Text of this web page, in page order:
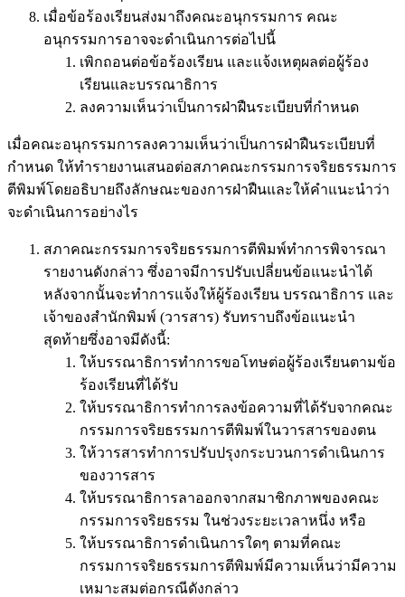
เมื่อข้อร้องเรียนส่งมาถึงคณะอนุกรรมการ คณะ
อนุกรรมการอาจจะดำเนินการต่อไปนี้
เพิกถอนต่อข้อร้องเรียน และแจ้งเหตุผลต่อผู้ร้อง
เรียนและบรรณาธิการ
ลงความเห็นว่าเป็นการฝ่าฝืนระเบียบที่กำหนด
เมื่อคณะอนุกรรมการลงความเห็นว่าเป็นการฝ่าฝืนระเบียบที่
กำหนด ให้ทำรายงานเสนอต่อสภาคณะกรรมการจริยธรรมการ
ตีพิมพ์โดยอธิบายถึงลักษณะของการฝ่าฝืนและให้คำแนะนำว่า
จะดำเนินการอย่างไร
สภาคณะกรรมการจริยธรรมการตีพิมพ์ทำการพิจารณา
รายงานดังกล่าว ซึ่งอาจมีการปรับเปลี่ยนข้อแนะนำได้
หลังจากนั้นจะทำการแจ้งให้ผู้ร้องเรียน บรรณาธิการ และ
เจ้าของสำนักพิมพ์ (วารสาร) รับทราบถึงข้อแนะนำ
สุดท้ายซึ่งอาจมีดังนี้:
ให้บรรณาธิการทำการขอโทษต่อผู้ร้องเรียนตามข้อ
ร้องเรียนที่ได้รับ
ให้บรรณาธิการทำการลงข้อความที่ได้รับจากคณะ
กรรมการจริยธรรมการตีพิมพ์ในวารสารของตน
ให้วารสารทำการปรับปรุงกระบวนการดำเนินการ
ของวารสาร
ให้บรรณาธิการลาออกจากสมาชิกภาพของคณะ
กรรมการจริยธรรม ในช่วงระยะเวลาหนึ่ง หรือ
ให้บรรณาธิการดำเนินการใดๆ ตามที่คณะ
กรรมการจริยธรรมการตีพิมพ์มีความเห็นว่ามีความ
เหมาะสมต่อกรณีดังกล่าว